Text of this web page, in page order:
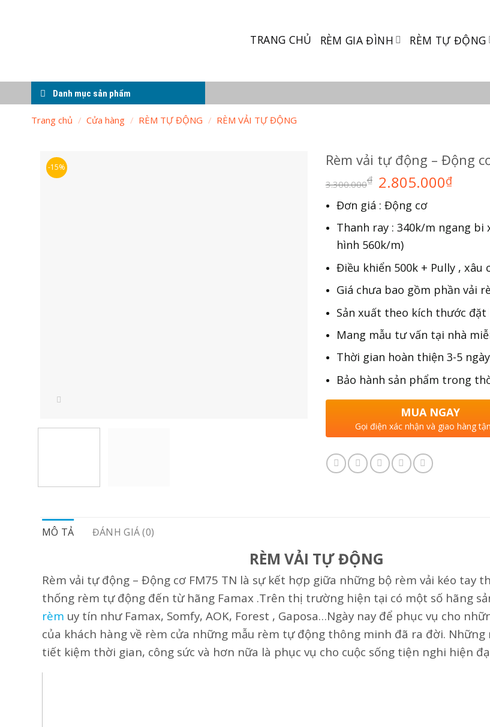
TRANG CHỦ RÈM GIA ĐÌNH RÈM TỰ ĐỘNG
Danh mục sản phẩm
Trang chủ / Cửa hàng / RÈM TỰ ĐỘNG / RÈM VẢI TỰ ĐỘNG
-15% Rèm vải tự động – Động
3.300.000₫ 2.805.000₫
Đơn giá : Động cơ
Thanh ray : 340k/m ngang bi
hình 560k/m)
Điều khiển 500k + Pully , xâu
Giá chưa bao gồm phần vải
Sản xuất theo kích thước đặt
Mang mẫu tư vấn tại nhà
Thời gian hoàn thiện 3-5 ngày
Bảo hành sản phẩm trong
MUA NGAY
Gọi điện xác nhận và giao hàng
MÔ TẢ ĐÁNH GIÁ (0)
RÈM VẢI TỰ ĐỘNG
Rèm vải tự động – Động cơ FM75 TN là sự kết hợp giữa những bộ rèm vải kéo tay
thống rèm tự động đến từ hãng Famax .Trên thị trường hiện tại có một số hãng
rèm uy tín như Famax, Somfy, AOK, Forest , Gaposa…Ngày nay để phục vụ cho
của khách hàng về rèm cửa những mẫu rèm tự động thông minh đã ra đời. Những
tiết kiệm thời gian, công sức và hơn nữa là phục vụ cho cuộc sống tiện nghi hiện